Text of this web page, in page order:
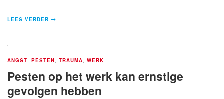
LEES VERDER
ANGST PESTEN TRAUMA WERK
Pesten op het werk kan ernstige
gevolgen hebben